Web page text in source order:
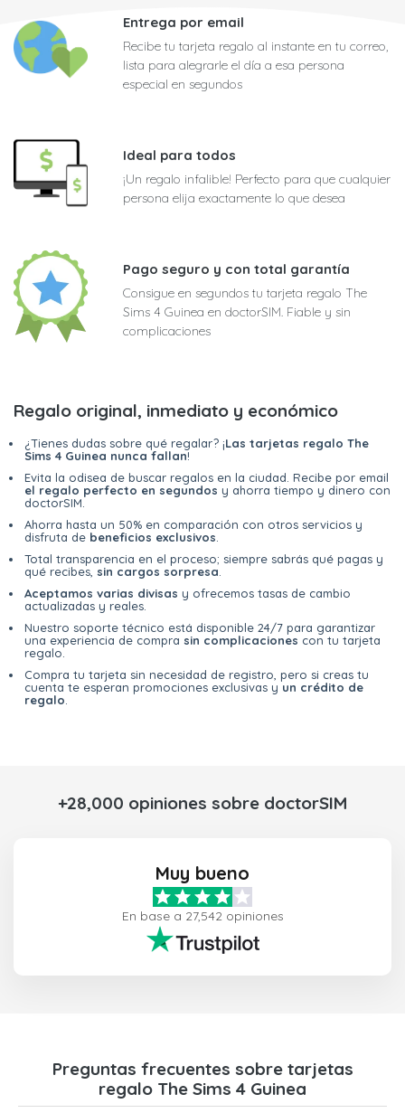
Entrega por email
Recibe tu tarjeta regalo al instante en tu correo,
lista para alegrarle el día a esa persona
especial en segundos
Ideal para todos
¡Un regalo infalible! Perfecto para que cualquier
persona elija exactamente lo que desea
Pago seguro y con total garantía
Consigue en segundos tu tarjeta regalo The
Sims 4 Guinea en doctorSIM. Fiable y sin
complicaciones
Regalo original, inmediato y económico
¿Tienes dudas sobre qué regalar? ¡Las tarjetas regalo The
Sims 4 Guinea nunca fallan!
Evita la odisea de buscar regalos en la ciudad. Recibe por email
el regalo perfecto en segundos y ahorra tiempo y dinero con
doctorSIM.
Ahorra hasta un 50% en comparación con otros servicios y
disfruta de beneficios exclusivos
Total transparencia en el proceso; siempre sabrás qué pagas y
qué recibes, sin cargos sorpresa
Aceptamos varias divisas y ofrecemos tasas de cambio
actualizadas y reales.
Nuestro soporte técnico está disponible 24/7 para garantizar
una experiencia de compra sin complicaciones con tu tarjeta
regalo.
Compra tu tarjeta sin necesidad de registro, pero si creas tu
cuenta te esperan promociones exclusivas y un crédito de
regalo
+28,000 opiniones sobre doctorSIM
Muy bueno
En base a 27,542 opiniones
Preguntas frecuentes sobre tarjetas
regalo The Sims 4 Guinea